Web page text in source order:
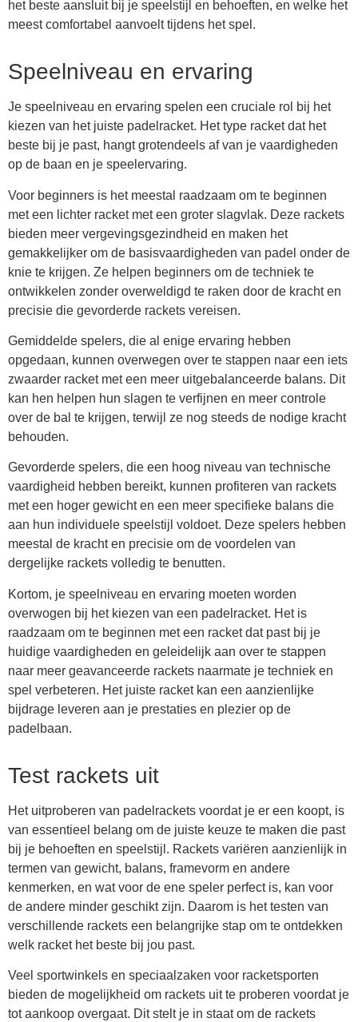
het beste aansluit bij je speelstijl en behoeften, en welke het
meest comfortabel aanvoelt tijdens het spel.
Speelniveau en ervaring
Je speelniveau en ervaring spelen een cruciale rol bij het
kiezen van het juiste padelracket. Het type racket dat het
beste bij je past, hangt grotendeels af van je vaardigheden
op de baan en je speelervaring.
Voor beginners is het meestal raadzaam om te beginnen
met een lichter racket met een groter slagvlak. Deze rackets
bieden meer vergevingsgezindheid en maken het
gemakkelijker om de basisvaardigheden van padel onder de
knie te krijgen. Ze helpen beginners om de techniek te
ontwikkelen zonder overweldigd te raken door de kracht en
precisie die gevorderde rackets vereisen.
Gemiddelde spelers, die al enige ervaring hebben
opgedaan, kunnen overwegen over te stappen naar een iets
zwaarder racket met een meer uitgebalanceerde balans. Dit
kan hen helpen hun slagen te verfijnen en meer controle
over de bal te krijgen, terwijl ze nog steeds de nodige kracht
behouden.
Gevorderde spelers, die een hoog niveau van technische
vaardigheid hebben bereikt, kunnen profiteren van rackets
met een hoger gewicht en een meer specifieke balans die
aan hun individuele speelstijl voldoet. Deze spelers hebben
meestal de kracht en precisie om de voordelen van
dergelijke rackets volledig te benutten.
Kortom, je speelniveau en ervaring moeten worden
overwogen bij het kiezen van een padelracket. Het is
raadzaam om te beginnen met een racket dat past bij je
huidige vaardigheden en geleidelijk aan over te stappen
naar meer geavanceerde rackets naarmate je techniek en
spel verbeteren. Het juiste racket kan een aanzienlijke
bijdrage leveren aan je prestaties en plezier op de
padelbaan.
Test rackets uit
Het uitproberen van padelrackets voordat je er een koopt, is
van essentieel belang om de juiste keuze te maken die past
bij je behoeften en speelstijl. Rackets variëren aanzienlijk in
termen van gewicht, balans, framevorm en andere
kenmerken, en wat voor de ene speler perfect is, kan voor
de andere minder geschikt zijn. Daarom is het testen van
verschillende rackets een belangrijke stap om te ontdekken
welk racket het beste bij jou past.
Veel sportwinkels en speciaalzaken voor racketsporten
bieden de mogelijkheid om rackets uit te proberen voordat je
tot aankoop overgaat. Dit stelt je in staat om de rackets